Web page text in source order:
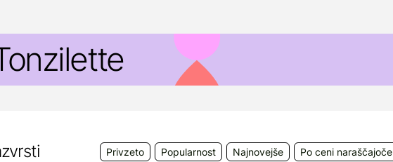
dihnikom.
Privzeto Popularnost Najnovejše Po ceni naraščajoče